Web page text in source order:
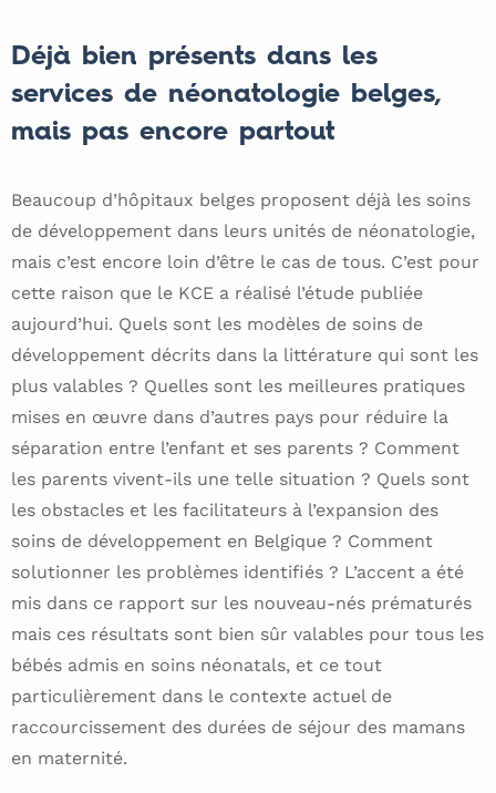
Déjà bien présents dans les
services de néonatologie belges,
mais pas encore partout
Beaucoup d’hôpitaux belges proposent déjà les soins
de développement dans leurs unités de néonatologie,
mais c’est encore loin d’être le cas de tous. C’est pour
cette raison que le KCE a réalisé l’étude publiée
aujourd’hui. Quels sont les modèles de soins de
développement décrits dans la littérature qui sont les
plus valables ? Quelles sont les meilleures pratiques
mises en œuvre dans d’autres pays pour réduire la
séparation entre l’enfant et ses parents ? Comment
les parents vivent-ils une telle situation ? Quels sont
les obstacles et les facilitateurs à l’expansion des
soins de développement en Belgique ? Comment
solutionner les problèmes identifiés ? L’accent a été
mis dans ce rapport sur les nouveau-nés prématurés
mais ces résultats sont bien sûr valables pour tous les
bébés admis en soins néonatals, et ce tout
particulièrement dans le contexte actuel de
raccourcissement des durées de séjour des mamans
en maternité.